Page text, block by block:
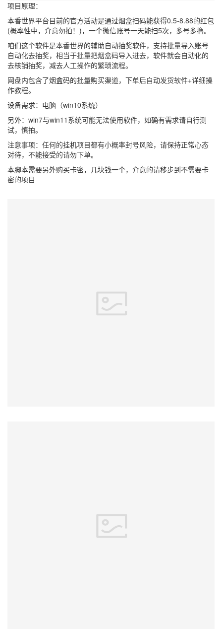
项目原理：
本香世界平台目前的官方活动是通过烟盒扫码能获得0.5-8.88的红包
(概率性中，介意勿拍！)，一个微信账号一天能扫5次，多号多撸。
咱们这个软件是本香世界的辅助自动抽奖软件，支持批量导入账号
自动化去抽奖，相当于批量把烟盒码导入进去，软件就会自动化的
去核销抽奖，减去人工操作的繁琐流程。
网盘内包含了烟盒码的批量购买渠道，下单后自动发货软件+详细操
作教程。
设备需求：电脑（win10系统）
另外：win7与win11系统可能无法使用软件，如确有需求请自行测
试，慎拍。
注意事项：任何的挂机项目都有小概率封号风险，请保持正常心态
对待，不能接受的请勿下单。
本脚本需要另外购买卡密，几块钱一个，介意的请移步到不需要卡
密的项目